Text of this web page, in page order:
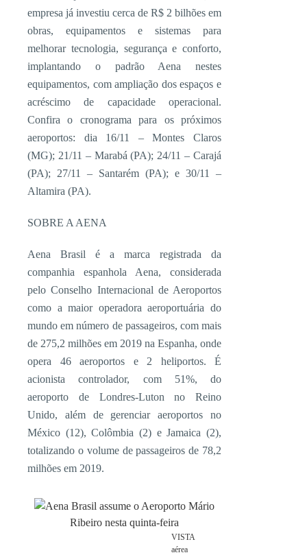
empresa já investiu cerca de R$ 2 bilhões em
obras, equipamentos e sistemas para
melhorar tecnologia, segurança e conforto,
implantando o padrão Aena nestes
equipamentos, com ampliação dos espaços e
acréscimo de capacidade operacional.
Confira o cronograma para os próximos
aeroportos: dia 16/11 – Montes Claros
(MG); 21/11 – Marabá (PA); 24/11 – Carajá
(PA); 27/11 – Santarém (PA); e 30/11 –
Altamira (PA).
SOBRE A AENA
Aena Brasil é a marca registrada da
companhia espanhola Aena, considerada
pelo Conselho Internacional de Aeroportos
como a maior operadora aeroportuária do
mundo em número de passageiros, com mais
de 275,2 milhões em 2019 na Espanha, onde
opera 46 aeroportos e 2 heliportos. É
acionista controlador, com 51%, do
aeroporto de Londres-Luton no Reino
Unido, além de gerenciar aeroportos no
México (12), Colômbia (2) e Jamaica (2),
totalizando o volume de passageiros de 78,2
milhões em 2019.
VISTA
aérea